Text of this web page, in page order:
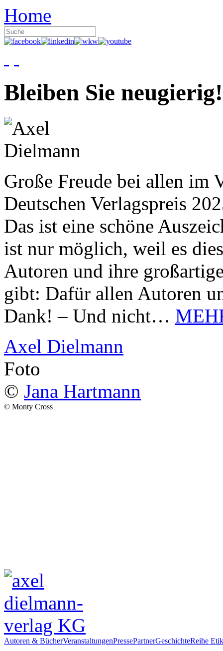
Home
Bleiben Sie neugierig!
Große Freude bei allen im
Deutschen Verlagspreis
Das ist eine schöne
ist nur möglich, weil es
Autoren und ihre
gibt: Dafür allen Autoren
Dank! – Und nicht…
Axel Dielmann
Foto
© Jana Hartmann
© Monty Cross
Autoren & BücherVeranstaltungenPressePartnerGeschichteReihe